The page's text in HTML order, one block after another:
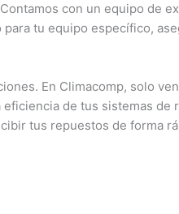
con un equipo de
tu equipo específico,
En Climacomp, solo
de tus sistemas de
tus repuestos de forma